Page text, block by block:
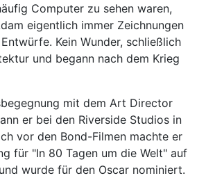
Computer zu sehen waren,
eigentlich immer Zeichnungen
Kein Wunder, schließlich
und begann nach dem Krieg
mit dem Art Director
er bei den Riverside Studios in
vor den Bond-Filmen machte er
für "In 80 Tagen um die Welt" auf
wurde für den Oscar nominiert.